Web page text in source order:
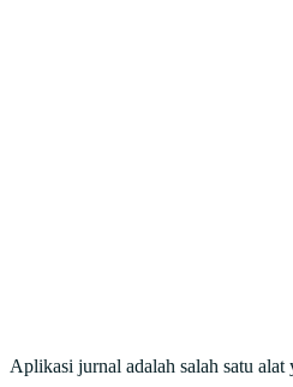
Aplikasi jurnal adalah salah satu